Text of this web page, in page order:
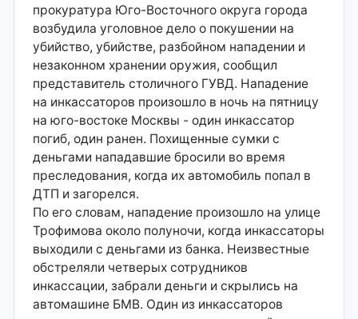
прокуратура Юго-Восточного округа города
возбудила уголовное дело о покушении на
убийство, убийстве, разбойном нападении и
незаконном хранении оружия, сообщил
представитель столичного ГУВД. Нападение
на инкассаторов произошло в ночь на пятницу
на юго-востоке Москвы - один инкассатор
погиб, один ранен. Похищенные сумки с
деньгами нападавшие бросили во время
преследования, когда их автомобиль попал в
ДТП и загорелся.
По его словам, нападение произошло на улице
Трофимова около полуночи, когда инкассаторы
выходили с деньгами из банка. Неизвестные
обстреляли четверых сотрудников
инкассации, забрали деньги и скрылись на
автомашине БМВ. Один из инкассаторов